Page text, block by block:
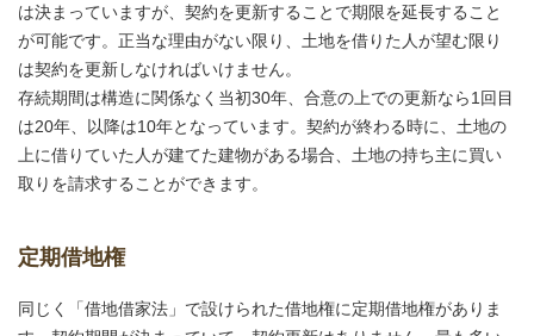
は決まっていますが、契約を更新することで期限を延長すること
が可能です。正当な理由がない限り、土地を借りた人が望む限り
は契約を更新しなければいけません。
存続期間は構造に関係なく当初30年、合意の上での更新なら1回目
は20年、以降は10年となっています。契約が終わる時に、土地の
上に借りていた人が建てた建物がある場合、土地の持ち主に買い
取りを請求することができます。
定期借地権
同じく「借地借家法」で設けられた借地権に定期借地権がありま